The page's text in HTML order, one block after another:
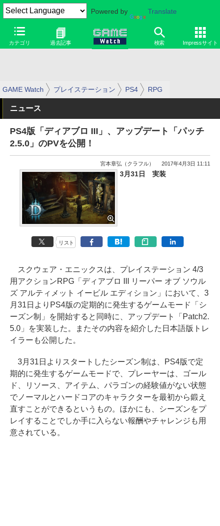
Powered by Translate
カテゴリ 過去記事 検索 Impressサイト
GAME Watch プレイステーション PS4 RPG
ニュース
PS4版「ディアブロ III」、アップデート「パッチ
2.5.0」のPVを公開！
宮本章弘（クラフル） 2017年4月3日 11:11
3月31日 実装
リスト
スクウェア・エニックスは、プレイステーション 4/3
用アクションRPG「ディアブロ III リーパー オブ ソウル
ズ アルティメット イービル エディション」において、3
月31日よりPS4版の定期的に発生するゲームモード「シ
ーズン制」を開始すると同時に、アップデート「Patch2.
5.0」を実装した。またその内容を紹介した日本語版トレ
イラーも公開した。
3月31日よりスタートしたシーズン制は、PS4版で定
期的に発生するゲームモードで、プレーヤーは、ゴール
ド、リソース、アイテム、パラゴンの経験値がない状態
でノーマルとハードコアのキャラクターを最初から鍛え
直すことができるというもの。ほかにも、シーズンをプ
レイすることでしか手に入らない報酬やチャレンジも用
意されている。